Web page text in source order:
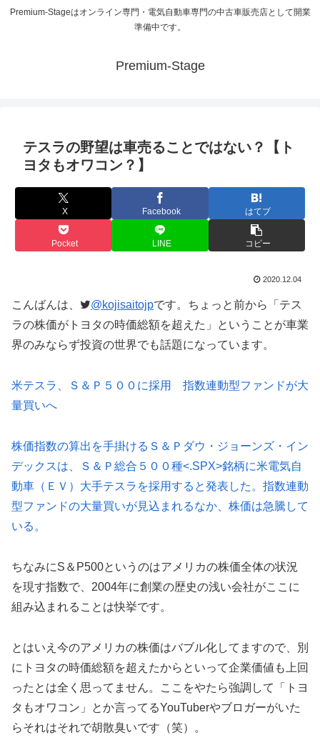
Premium-Stageはオンライン専門・電気自動車専門の中古車販売店として開業
準備中です。
Premium-Stage
テスラの野望は車売ることではない？【ト
ヨタもオワコン？】
X Facebook はてブ
Pocket LINE コピー
2020.12.04
こんばんは、 @kojisaitojpです。ちょっと前から「テス
ラの株価がトヨタの時価総額を超えた」ということが車業
界のみならず投資の世界でも話題になっています。
米テスラ、Ｓ＆Ｐ５００に採用 指数連動型ファンドが大
量買いへ
株価指数の算出を手掛けるＳ＆Ｐダウ・ジョーンズ・イン
デックスは、Ｓ＆Ｐ総合５００種<.SPX>銘柄に米電気自
動車（ＥＶ）大手テスラ を採用すると発表した。指数連動
型ファンドの大量買いが見込まれるなか、株価は急騰して
いる。
ちなみにS＆P500というのはアメリカの株価全体の状況
を現す指数で、2004年に創業の歴史の浅い会社がここに
組み込まれることは快挙です。
とはいえ今のアメリカの株価はバブル化してますので、別
にトヨタの時価総額を超えたからといって企業価値も上回
ったとは全く思ってません。ここをやたら強調して「トヨ
タもオワコン」とか言ってるYouTuberやブロガーがいた
らそれはそれで胡散臭いです（笑）。